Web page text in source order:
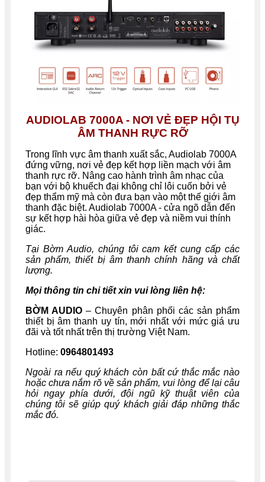
AUDIOLAB 7000A - NƠI VẺ ĐẸP HỘI TỤ
ÂM THANH RỰC RỠ
Trong lĩnh vực âm thanh xuất sắc, Audiolab 7000A
đứng vững, nơi vẻ đẹp kết hợp liền mạch với âm
thanh rực rỡ. Nâng cao hành trình âm nhạc của
bạn với bộ khuếch đại không chỉ lôi cuốn bởi vẻ
đẹp thẩm mỹ mà còn đưa bạn vào một thế giới âm
thanh đặc biệt. Audiolab 7000A - cửa ngõ dẫn đến
sự kết hợp hài hòa giữa vẻ đẹp và niềm vui thính
giác.
Tại Bờm Audio, chúng tôi cam kết cung cấp các
sản phẩm, thiết bị âm thanh chính hãng và chất
lượng.
Mọi thông tin chi tiết xin vui lòng liên hệ:
BỜM AUDIO – Chuyên phân phối các sản phẩm
thiết bị âm thanh uy tín, mới nhất với mức giá ưu
đãi và tốt nhất trên thị trường Việt Nam.
Hotline: 0964801493
Ngoài ra nếu quý khách còn bất cứ thắc mắc nào
hoặc chưa nắm rõ về sản phẩm, vui lòng để lại câu
hỏi ngay phía dưới, đội ngũ kỹ thuật viên của
chúng tôi sẽ giúp quý khách giải đáp những thắc
mắc đó.